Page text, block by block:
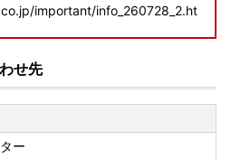
important/info_260728_2.ht
information/detail/406/
：熊本県熊本地方を震源とする
newsrelease/pressrelease/
せ先
ー